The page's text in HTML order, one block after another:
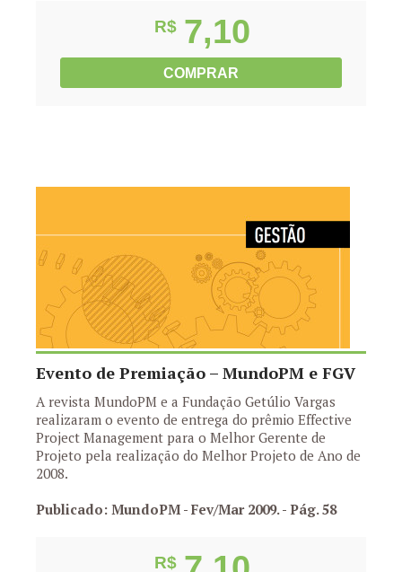
R$ 7,10
COMPRAR
Evento de Premiação – MundoPM e FGV
A revista MundoPM e a Fundação Getúlio Vargas
realizaram o evento de entrega do prêmio Effective
Project Management para o Melhor Gerente de
Projeto pela realização do Melhor Projeto de Ano de
2008.
Publicado: MundoPM - Fev/Mar 2009.- Pág. 58
R$